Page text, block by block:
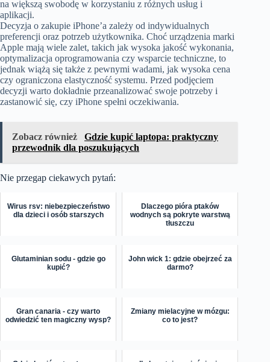
na większą swobodę w korzystaniu z różnych usług i
aplikacji.
Decyzja o zakupie iPhone’a zależy od indywidualnych
preferencji oraz potrzeb użytkownika. Choć urządzenia marki
Apple mają wiele zalet, takich jak wysoka jakość wykonania,
optymalizacja oprogramowania czy wsparcie techniczne, to
jednak wiążą się także z pewnymi wadami, jak wysoka cena
czy ograniczona elastyczność systemu. Przed podjęciem
decyzji warto dokładnie przeanalizować swoje potrzeby i
zastanowić się, czy iPhone spełni oczekiwania.
Zobacz również
Gdzie kupić laptopa: praktyczny
przewodnik dla poszukujących
Nie przegap ciekawych pytań:
Wirus rsv: niebezpieczeństwo
dla dzieci i osób starszych
Dlaczego pióra ptaków
wodnych są pokryte warstwą
tłuszczu
Glutaminian sodu - gdzie go
kupić?
John wick 1: gdzie obejrzeć za
darmo?
Gran canaria - czy warto
odwiedzić ten magiczny wysp?
Zmiany mielacyjne w mózgu:
co to jest?